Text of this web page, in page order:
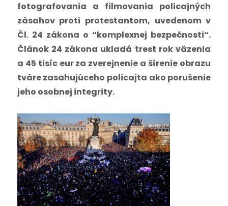
fotografovania a filmovania policajných
zásahov proti protestantom, uvedenom v
Čl. 24 zákona o “komplexnej bezpečnosti“.
Článok 24 zákona ukladá trest rok väzenia
a 45 tisíc eur za zverejnenie a šírenie obrazu
tváre zasahujúceho policajta ako porušenie
jeho osobnej integrity.